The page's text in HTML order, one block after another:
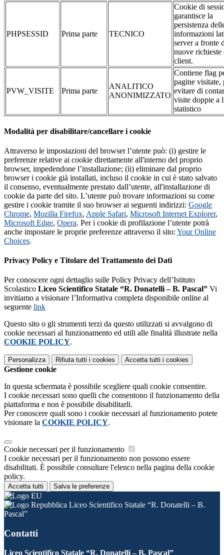
PHPSESSID Prima parte TECNICO
Cookie di
garantisce la
persistenza
informazioni
server a fronte
nuove richieste
client.
PVW_VISITE Prima parte
ANALITICO
ANONIMIZZATO
Contiene flag
pagine visitate,
evitare di
visite doppie a
statistico
Modalità per disabilitare/cancellare i cookie
Attraverso le impostazioni del browser l’utente può: (i) gestire le
preferenze relative ai cookie direttamente all'interno del proprio
browser, impedendone l’installazione; (ii) eliminare dal proprio
browser i cookie già installati, incluso il cookie in cui è stato salvato
il consenso, eventualmente prestato dall’utente, all'installazione di
cookie da parte del sito. L’utente può trovare informazioni su come
gestire i cookie tramite il suo browser ai seguenti indirizzi: Google
Chrome, Mozilla Firefox, Apple Safari, Microsoft Internet Explorer,
Microsoft Edge, Opera. Per i cookie di profilazione l’utente potrà
anche impostare le proprie preferenze attraverso il sito: Your Online
Choices.
Privacy Policy e Titolare del Trattamento dei Dati
Per conoscere ogni dettaglio sulle Policy Privacy dell’Istituto
Scolastico Liceo Scientifico Statale “R. Donatelli – B. Pascal” Vi
invitiamo a visionare l’Informativa completa disponibile online al
seguente link
Questo sito o gli strumenti terzi da questo utilizzati si avvalgono di
cookie necessari al funzionamento ed utili alle finalità illustrate nella
COOKIE POLICY.
Personalizza Rifiuta tutti i cookies Accetta tutti i cookies
Gestione cookie
In questa schermata è possibile scegliere quali cookie consentire.
I cookie necessari sono quelli che consentono il funzionamento della
piattaforma e non è possibile disabilitarli.
Per conoscere quali sono i cookie necessari al funzionamento potete
visionare la COOKIE POLICY.
Cookie necessari per il funzionamento
I cookie necessari per il funzionamento non possono essere
disabilitati. È possibile consultare l'elenco nella pagina della cookie
policy.
Accetta tutti Salva le preferenze
Liceo Scientifico Statale “R. Donatelli – B.
Pascal”
Contatti
Liceo Scientifico Statale “R. Donatelli – B. Pascal”